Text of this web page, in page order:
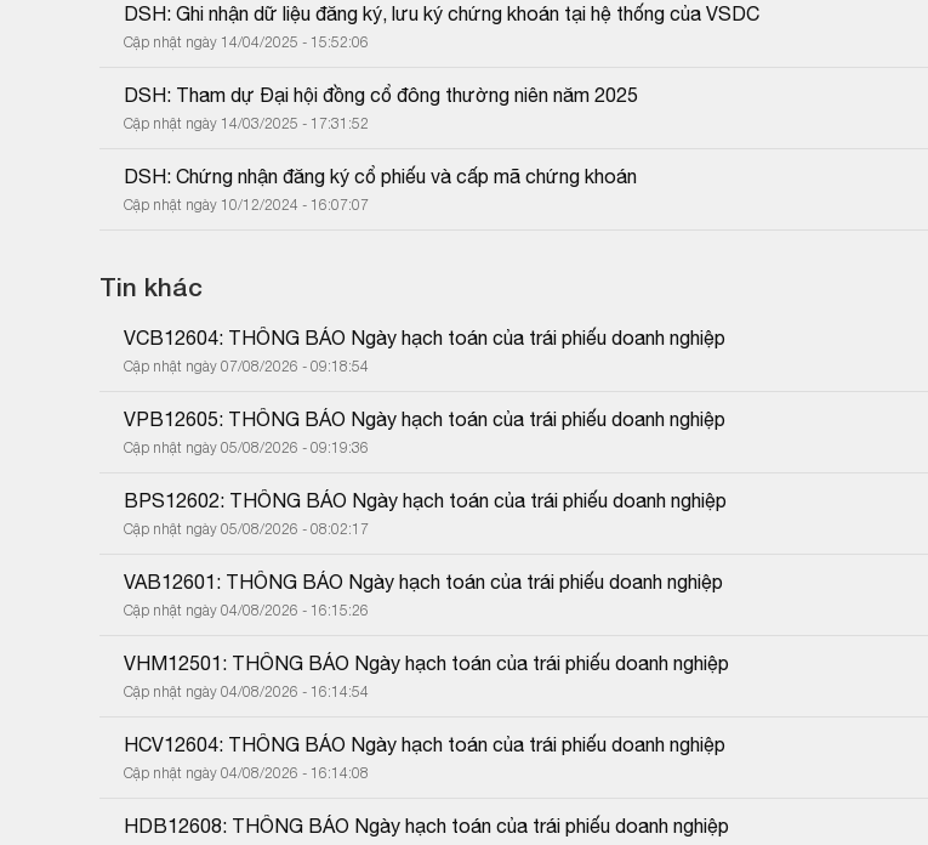
DSH: Ghi nhận dữ liệu đăng ký, lưu ký chứng khoán tại hệ thống của VSDC
Cập nhật ngày 14/04/2025 - 15:52:06
DSH: Tham dự Đại hội đồng cổ đông thường niên năm 2025
Cập nhật ngày 14/03/2025 - 17:31:52
DSH: Chứng nhận đăng ký cổ phiếu và cấp mã chứng khoán
Cập nhật ngày 10/12/2024 - 16:07:07
Tin khác
VCB12604: THÔNG BÁO Ngày hạch toán của trái phiếu doanh nghiệp
Cập nhật ngày 07/08/2026 - 09:18:54
VPB12605: THÔNG BÁO Ngày hạch toán của trái phiếu doanh nghiệp
Cập nhật ngày 05/08/2026 - 09:19:36
BPS12602: THÔNG BÁO Ngày hạch toán của trái phiếu doanh nghiệp
Cập nhật ngày 05/08/2026 - 08:02:17
VAB12601: THÔNG BÁO Ngày hạch toán của trái phiếu doanh nghiệp
Cập nhật ngày 04/08/2026 - 16:15:26
VHM12501: THÔNG BÁO Ngày hạch toán của trái phiếu doanh nghiệp
Cập nhật ngày 04/08/2026 - 16:14:54
HCV12604: THÔNG BÁO Ngày hạch toán của trái phiếu doanh nghiệp
Cập nhật ngày 04/08/2026 - 16:14:08
HDB12608: THÔNG BÁO Ngày hạch toán của trái phiếu doanh nghiệp